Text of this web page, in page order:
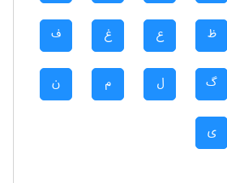
ظ ع غ ف
گ ل م ن
ی